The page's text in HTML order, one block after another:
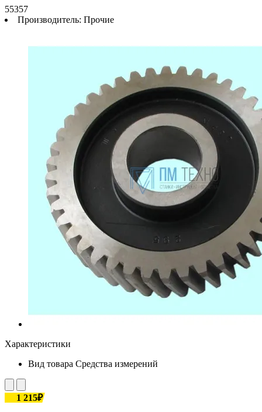
55357
Производитель: Прочие
Характеристики
Вид товара Средства измерений
1 215₽